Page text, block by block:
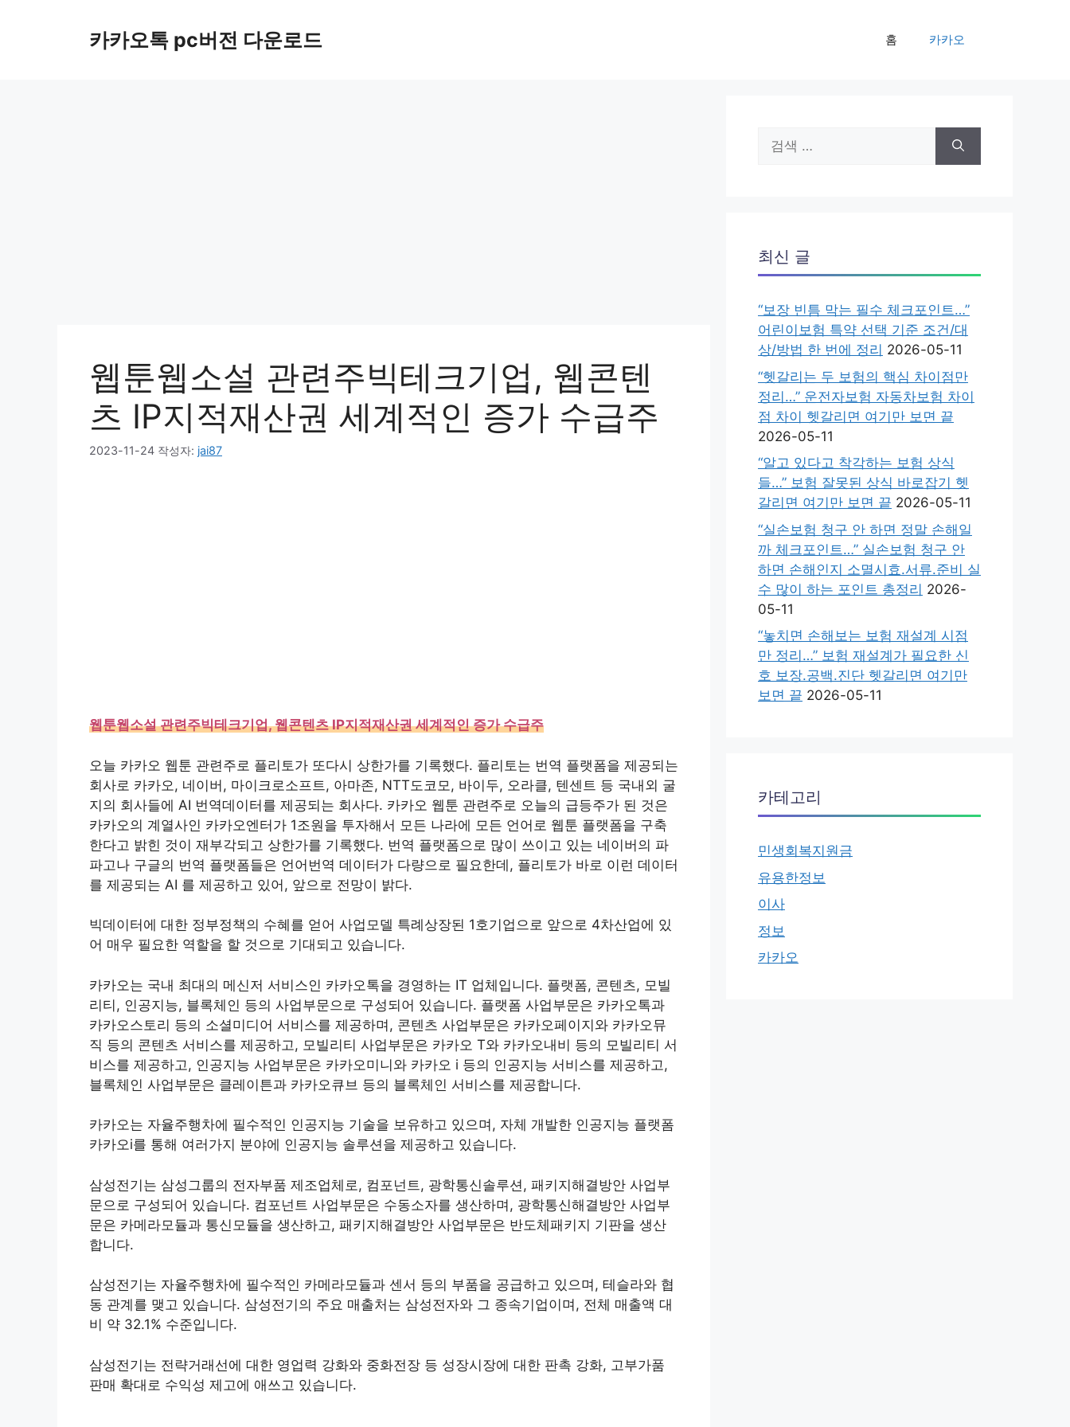
카카오톡 pc버전 다운로드 홈 카카오
웹툰웹소설 관련주빅테크기업, 웹콘텐
츠 IP지적재산권 세계적인 증가 수급주
2023-11-24 작성자: jai87
웹툰웹소설 관련주빅테크기업, 웹콘텐츠 IP지적재산권 세계적인 증가 수급주
오늘 카카오 웹툰 관련주로 플리토가 또다시 상한가를 기록했다. 플리토는 번역 플랫폼을 제공되는
회사로 카카오, 네이버, 마이크로소프트, 아마존, NTT도코모, 바이두, 오라클, 텐센트 등 국내외 굴
지의 회사들에 AI 번역데이터를 제공되는 회사다. 카카오 웹툰 관련주로 오늘의 급등주가 된 것은
카카오의 계열사인 카카오엔터가 1조원을 투자해서 모든 나라에 모든 언어로 웹툰 플랫폼을 구축
한다고 밝힌 것이 재부각되고 상한가를 기록했다. 번역 플랫폼으로 많이 쓰이고 있는 네이버의 파
파고나 구글의 번역 플랫폼들은 언어번역 데이터가 다량으로 필요한데, 플리토가 바로 이런 데이터
를 제공되는 AI 를 제공하고 있어, 앞으로 전망이 밝다.
빅데이터에 대한 정부정책의 수혜를 얻어 사업모델 특례상장된 1호기업으로 앞으로 4차산업에 있
어 매우 필요한 역할을 할 것으로 기대되고 있습니다.
카카오는 국내 최대의 메신저 서비스인 카카오톡을 경영하는 IT 업체입니다. 플랫폼, 콘텐츠, 모빌
리티, 인공지능, 블록체인 등의 사업부문으로 구성되어 있습니다. 플랫폼 사업부문은 카카오톡과
카카오스토리 등의 소셜미디어 서비스를 제공하며, 콘텐츠 사업부문은 카카오페이지와 카카오뮤
직 등의 콘텐츠 서비스를 제공하고, 모빌리티 사업부문은 카카오 T와 카카오내비 등의 모빌리티 서
비스를 제공하고, 인공지능 사업부문은 카카오미니와 카카오 i 등의 인공지능 서비스를 제공하고,
블록체인 사업부문은 클레이튼과 카카오큐브 등의 블록체인 서비스를 제공합니다.
카카오는 자율주행차에 필수적인 인공지능 기술을 보유하고 있으며, 자체 개발한 인공지능 플랫폼
카카오i를 통해 여러가지 분야에 인공지능 솔루션을 제공하고 있습니다.
삼성전기는 삼성그룹의 전자부품 제조업체로, 컴포넌트, 광학통신솔루션, 패키지해결방안 사업부
문으로 구성되어 있습니다. 컴포넌트 사업부문은 수동소자를 생산하며, 광학통신해결방안 사업부
문은 카메라모듈과 통신모듈을 생산하고, 패키지해결방안 사업부문은 반도체패키지 기판을 생산
합니다.
삼성전기는 자율주행차에 필수적인 카메라모듈과 센서 등의 부품을 공급하고 있으며, 테슬라와 협
동 관계를 맺고 있습니다. 삼성전기의 주요 매출처는 삼성전자와 그 종속기업이며, 전체 매출액 대
비 약 32.1% 수준입니다.
삼성전기는 전략거래선에 대한 영업력 강화와 중화전장 등 성장시장에 대한 판촉 강화, 고부가품
판매 확대로 수익성 제고에 애쓰고 있습니다.
색:
최신 글
“보장 빈틈 막는 필수 체크포인트…”
어린이보험 특약 선택 기준 조건/대
상/방법 한 번에 정리 2026-05-11
“헷갈리는 두 보험의 핵심 차이점만
정리…” 운전자보험 자동차보험 차이
점 차이 헷갈리면 여기만 보면 끝
2026-05-11
“알고 있다고 착각하는 보험 상식
들…” 보험 잘못된 상식 바로잡기 헷
갈리면 여기만 보면 끝 2026-05-11
“실손보험 청구 안 하면 정말 손해일
까 체크포인트…” 실손보험 청구 안
하면 손해인지 소멸시효.서류.준비 실
수 많이 하는 포인트 총정리 2026-
05-11
“놓치면 손해보는 보험 재설계 시점
만 정리…” 보험 재설계가 필요한 신
호 보장.공백.진단 헷갈리면 여기만
보면 끝 2026-05-11
카테고리
민생회복지원금
유용한정보
이사
정보
카카오